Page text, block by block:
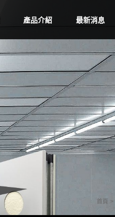
產品介紹 最新消息
首頁